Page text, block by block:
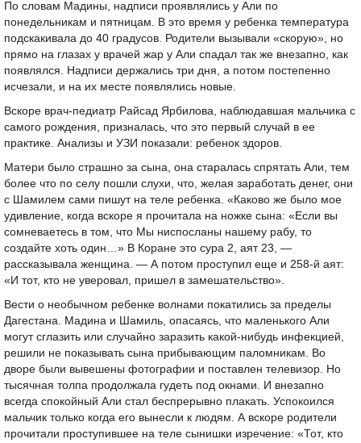
По словам Мадины, надписи проявлялись у Али по
понедельникам и пятницам. В это время у ребенка температура
подскакивала до 40 градусов. Родители вызывали «скорую», но
прямо на глазах у врачей жар у Али спадал так же внезапно, как
появлялся. Надписи держались три дня, а потом постепенно
исчезали, и на их месте появлялись новые.
Вскоре врач-педиатр Райсад Ярбилова, наблюдавшая мальчика с
самого рождения, призналась, что это первый случай в ее
практике. Анализы и УЗИ показали: ребенок здоров.
Матери было страшно за сына, она старалась спрятать Али, тем
более что по селу пошли слухи, что, желая заработать денег, они
с Шамилем сами пишут на теле ребенка. «Каково же было мое
удивление, когда вскоре я прочитала на ножке сына: «Если вы
сомневаетесь в том, что Мы ниспосланы нашему рабу, то
создайте хоть один…» В Коране это сура 2, аят 23, —
рассказывала женщина. — А потом проступил еще и 258-й аят:
«И тот, кто не уверовал, пришел в замешательство».
Вести о необычном ребенке волнами покатились за пределы
Дагестана. Мадина и Шамиль, опасаясь, что маленького Али
могут сглазить или случайно заразить какой-нибудь инфекцией,
решили не показывать сына прибывающим паломникам. Во
дворе были вывешены фотографии и поставлен телевизор. Но
тысячная толпа продолжала гудеть под окнами. И внезапно
всегда спокойный Али стал беспрерывно плакать. Успокоился
мальчик только когда его вынесли к людям. А вскоре родители
прочитали проступившее на теле сынишки изречение: «Тот, кто